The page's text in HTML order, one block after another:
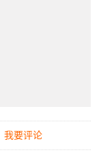
我要评论